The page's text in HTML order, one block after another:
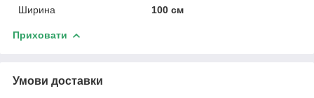
Ширина
100 см
Приховати
Умови доставки